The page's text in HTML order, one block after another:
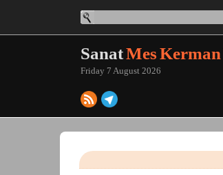
SanatMes Kerman
Friday 7 August 2026